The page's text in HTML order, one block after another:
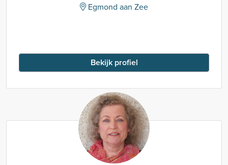
Egmond aan Zee
Bekijk profiel